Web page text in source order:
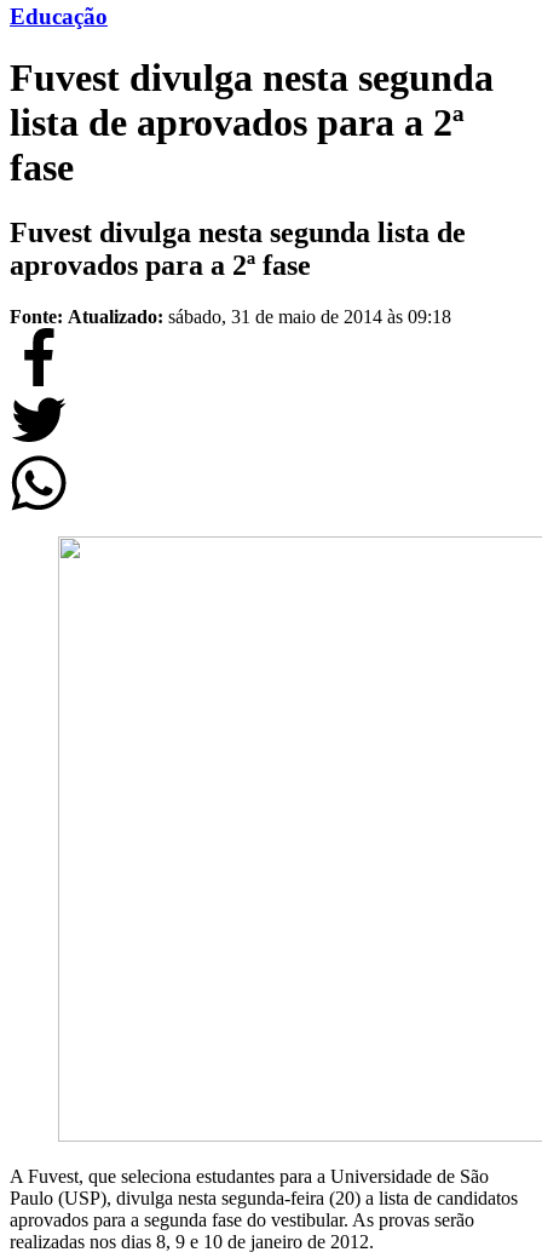
Educação
Fuvest divulga nesta segunda
lista de aprovados para a 2ª
fase
Fuvest divulga nesta segunda lista de
aprovados para a 2ª fase
Fonte: Atualizado: sábado, 31 de maio de 2014 às 09:18
A Fuvest, que seleciona estudantes para a Universidade de São
Paulo (USP), divulga nesta segunda-feira (20) a lista de candidatos
aprovados para a segunda fase do vestibular. As provas serão
realizadas nos dias 8, 9 e 10 de janeiro de 2012.